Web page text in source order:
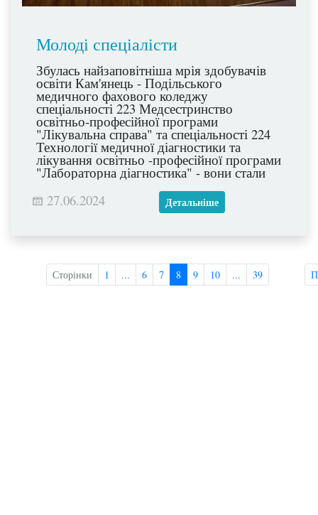
Молоді спеціалісти
Збулась найзаповітніша мрія здобувачів
освіти Кам'янець - Подільського
медичного фахового коледжу
спеціальності 223 Медсестринство
освітньо-професійної програми
"Лікувальна справа" та спеціальності 224
Технології медичної діагностики та
лікування освітньо -професійної програми
"Лабораторна діагностика" - вони стали
дипломованими спеціалістами.
27.06.2024
Детальніше
Сторінки 1 ... 6 7 8 9 10 ... 39